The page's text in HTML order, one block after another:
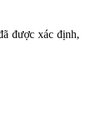
được xác định,